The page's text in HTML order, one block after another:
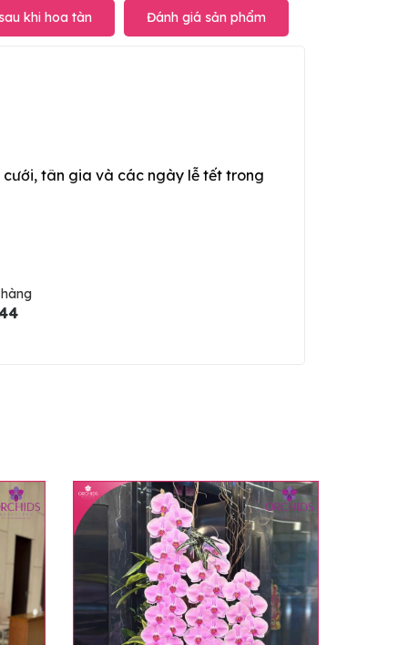
khi hoa tàn Đánh giá sản phẩm
cưới, tân gia và các ngày lễ tết trong